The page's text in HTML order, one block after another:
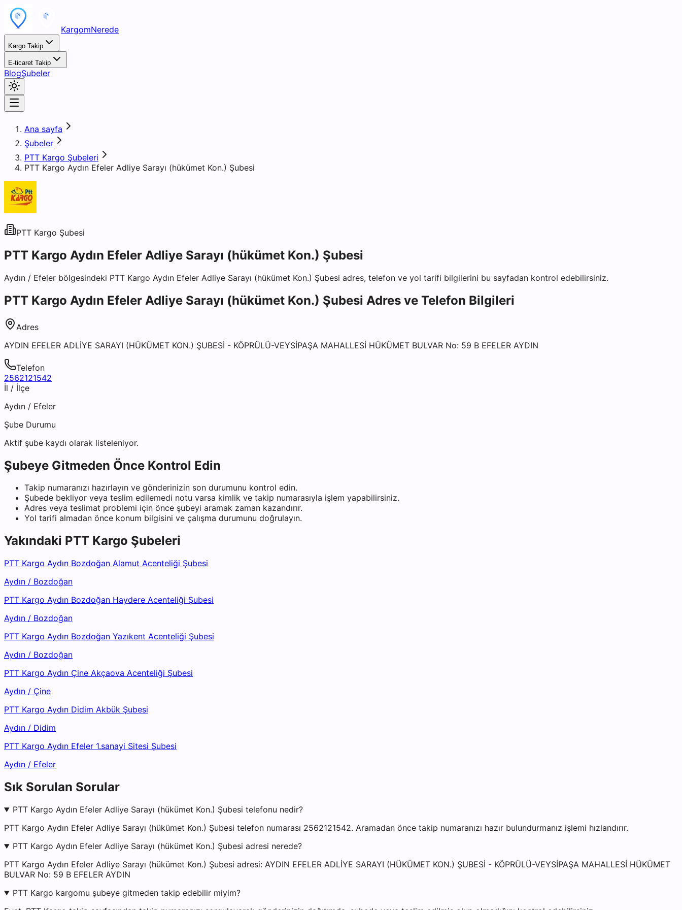
KargomNerede
Kargo Takip
E-ticaret Takip
BlogŞubeler
Ana sayfa
Şubeler
PTT Kargo Şubeleri
PTT Kargo Aydın Efeler Adliye Sarayı (hükümet Kon.) Şubesi
PTT Kargo Şubesi
PTT Kargo Aydın Efeler Adliye Sarayı (hükümet Kon.) Şubesi
Aydın / Efeler bölgesindeki PTT Kargo Aydın Efeler Adliye Sarayı (hükümet Kon.) Şubesi adres, telefon ve yol tarifi bilgilerini bu sayfadan kontrol edebilirsiniz.
PTT Kargo Aydın Efeler Adliye Sarayı (hükümet Kon.) Şubesi Adres ve Telefon Bilgileri
Adres
AYDIN EFELER ADLİYE SARAYI (HÜKÜMET KON.) ŞUBESİ - KÖPRÜLÜ-VEYSİPAŞA MAHALLESİ HÜKÜMET BULVAR No: 59 B EFELER AYDIN
Telefon
2562121542
İl / İlçe
Aydın / Efeler
Şube Durumu
Aktif şube kaydı olarak listeleniyor.
Şubeye Gitmeden Önce Kontrol Edin
Takip numaranızı hazırlayın ve gönderinizin son durumunu kontrol edin.
Şubede bekliyor veya teslim edilemedi notu varsa kimlik ve takip numarasıyla işlem yapabilirsiniz.
Adres veya teslimat problemi için önce şubeyi aramak zaman kazandırır.
Yol tarifi almadan önce konum bilgisini ve çalışma durumunu doğrulayın.
Yakındaki PTT Kargo Şubeleri
PTT Kargo Aydın Bozdoğan Alamut Acenteliği Şubesi
Aydın / Bozdoğan
PTT Kargo Aydın Bozdoğan Haydere Acenteliği Şubesi
Aydın / Bozdoğan
PTT Kargo Aydın Bozdoğan Yazıkent Acenteliği Şubesi
Aydın / Bozdoğan
PTT Kargo Aydın Çine Akçaova Acenteliği Şubesi
Aydın / Çine
PTT Kargo Aydın Didim Akbük Şubesi
Aydın / Didim
PTT Kargo Aydın Efeler 1.sanayi Sitesi Şubesi
Aydın / Efeler
Sık Sorulan Sorular
PTT Kargo Aydın Efeler Adliye Sarayı (hükümet Kon.) Şubesi telefonu nedir?
PTT Kargo Aydın Efeler Adliye Sarayı (hükümet Kon.) Şubesi telefon numarası 2562121542. Aramadan önce takip numaranızı hazır bulundurmanız işlemi hızlandırır.
PTT Kargo Aydın Efeler Adliye Sarayı (hükümet Kon.) Şubesi adresi nerede?
PTT Kargo Aydın Efeler Adliye Sarayı (hükümet Kon.) Şubesi adresi: AYDIN EFELER ADLİYE SARAYI (HÜKÜMET KON.) ŞUBESİ - KÖPRÜLÜ-VEYSİPAŞA MAHALLESİ HÜKÜMET
BULVAR No: 59 B EFELER AYDIN
PTT Kargo kargomu şubeye gitmeden takip edebilir miyim?